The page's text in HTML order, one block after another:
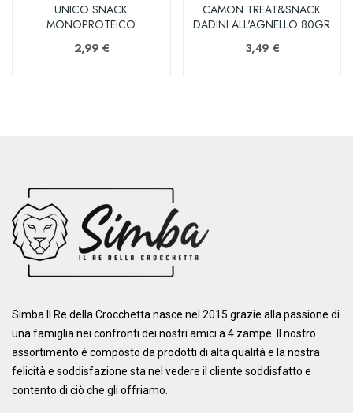
UNICO SNACK
MONOPROTEICO
2,99 €
CAMON TREAT&SNACK
DADINI ALL'AGNELLO 80GR
3,49 €
Simba Il Re della Crocchetta nasce nel 2015 grazie alla passione di
una famiglia nei confronti dei nostri amici a 4 zampe. ​Il nostro
assortimento è composto da prodotti di alta qualità e la nostra
felicità e soddisfazione sta nel vedere il cliente soddisfatto e
contento di ciò che gli offriamo.